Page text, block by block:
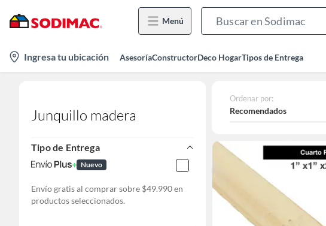
Menú
location-
icon
Ingresa tu ubicación AsesoríaConstructorDeco HogarTipos de Entrega
Junquillo madera
Tipo de Entrega
Nuevo
Envío gratis al comprar sobre $49.990 en
productos seleccionados.
Ordenar por:
Recomendados